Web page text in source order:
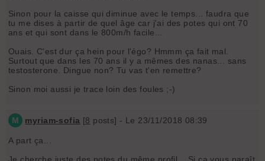
Sinon pour la caisse qui diminue avec le temps... faudra que
tu me dises à partir de quel âge car j'ai des potes qui ont 70
ans et qui sont dans le 800m/h facile...
Ouais. C'est dur ça hein pour l'égo? Hmmm ça fait mal.
Surtout que dans les 70 ans il y a mêmes des nanas... sans
testosterone. Dingue non? Tu vas t'en remettre?
Sinon moi aussi je trace loin des foules ;-)
M myriam-sofia [8 posts] - Le 23/11/2018 08:39
A part ça...
Je cherche juste des potes du même profil... Si ça vous paraît